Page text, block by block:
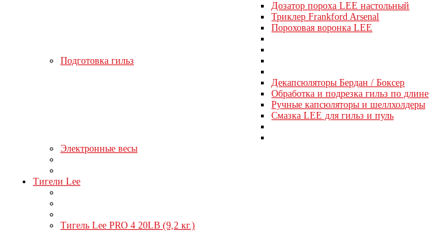
Дозатор пороха LEE настольный
Триклер Frankford Arsenal
Пороховая воронка LEE
Подготовка гильз
Декапсюляторы Бердан / Боксер
Обработка и подрезка гильз по длине
Ручные капсюляторы и шеллхолдеры
Смазка LEE для гильз и пуль
Электронные весы
Тигели Lee
Тигель Lee PRO 4 20LB (9,2 кг.)